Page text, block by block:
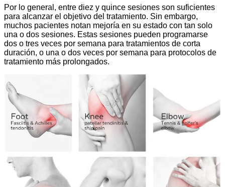
Por lo general, entre diez y quince sesiones son suficientes
para alcanzar el objetivo del tratamiento. Sin embargo,
muchos pacientes notan mejoría en su estado con tan solo
una o dos sesiones. Estas sesiones pueden programarse
dos o tres veces por semana para tratamientos de corta
duración, o una o dos veces por semana para protocolos de
tratamiento más prolongados.